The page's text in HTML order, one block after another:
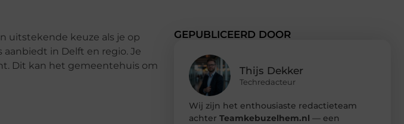
uitstekende keuze als je op
aanbiedt in Delft en regio. Je
Dit kan het gemeentehuis om
GEPUBLICEERD DOOR
Thijs Dekker
Techredacteur
Wij zijn het enthousiaste redactieteam
achter Teamkebuzelhem.nl — een